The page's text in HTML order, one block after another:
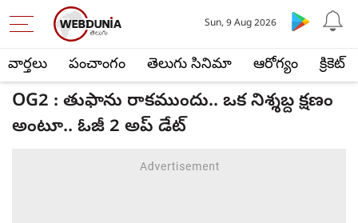
వార్తలు పంచాంగం తెలుగు సినిమా ఆరోగ్యం క్రికెట్
Sun, 9 Aug 2026
OG2 : తుఫాను రాకముందు.. ఒక నిశ్శబ్ద క్షణం
అంటూ.. ఓజీ 2 అప్ డేట్